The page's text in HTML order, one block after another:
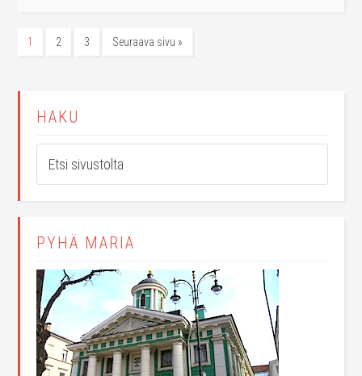
1 2 3 Seuraava sivu »
HAKU
PYHÄ MARIA